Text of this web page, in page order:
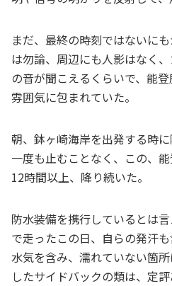
まだ、最終の時刻ではないに
は勿論、周辺にも人影はなく
の音が聞こえるくらいで、能
雰囲気に包まれていた。
朝、鉢ヶ崎海岸を出発する時
一度も止むことなく、この、
12時間以上、降り続いた。
防水装備を携行しているとは
で走ったこの日、自らの発汗
水気を含み、濡れていない箇
したサイドバックの類は、定